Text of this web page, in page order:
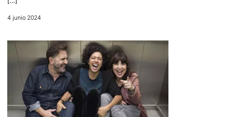
4 junio 2024